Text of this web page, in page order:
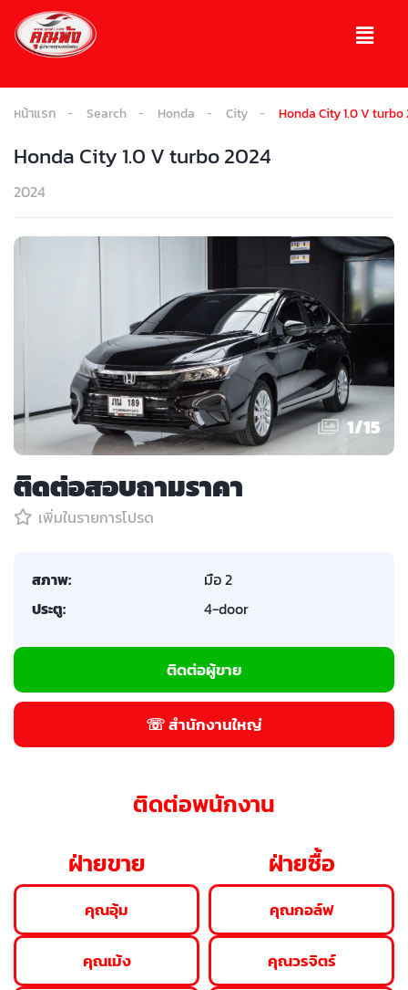
หน้าแรก Search Honda City Honda City 1.0 V turbo
Honda City 1.0 V turbo 2024
2024
1/15
ติดต่อสอบถามราคา
เพิ่มในรายการโปรด
สภาพ:
มือ 2
ประตู:
4-door
ติดต่อผู้ขาย
☏ สำนักงานใหญ่
ติดต่อพนักงาน
ฝ่ายขาย
คุณอุ้ม
คุณเม้ง
ฝ่ายซื้อ
คุณกอล์ฟ
คุณวรจิตร์